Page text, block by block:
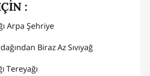
:
1 Su Bardağı Arpa Şehriye
Biraz Az Sıvıyağ
1 Tatlı Kaşığı Tereyağı